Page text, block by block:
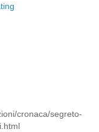
cronaca/segreto-